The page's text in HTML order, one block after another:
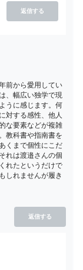
返信する
前から愛用してい
、幅広い独学で現
うに感じます。何
対する感性、他人
な要素などが複雑
教科書や指南書を
くまで個性にこだ
れは渡邉さんの個
れたというだけで
しれませんが履き
返信する